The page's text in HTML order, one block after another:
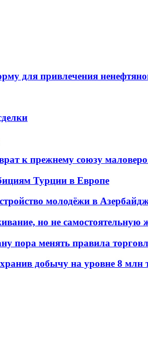
для привлечения
к прежнему союзу
Турции в Европе
молодёжи в
но не самостоятельную
пора менять правила
добычу на уровне 8 млн